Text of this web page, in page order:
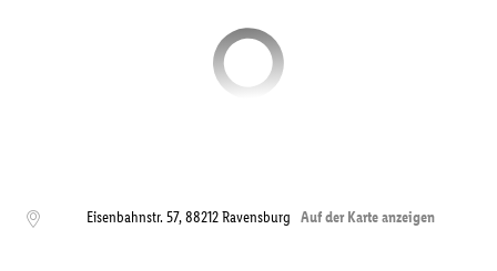
Eisenbahnstr. 57,88212 Ravensburg Auf der Karte anzeigen